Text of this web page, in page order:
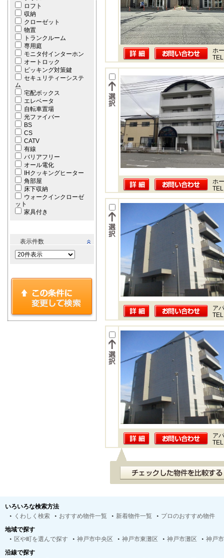
ロフト
収納
クローゼット
物置
トランクルーム
専用庭
モニタ付インターホン
オートロック
ピッキング対策鍵
セキュリティーシステ
ム
宅配ボックス
エレベータ
自転車置場
光ファイバー
BS
CS
CATV
有線
バリアフリー
オール電化
IHクッキングヒーター
角部屋
床下収納
ウォークインクローゼ
ット
家具付き
表示件数
ホ
ホ
ア
ア
いろいろな検索方法
くわしく検索
おすすめ物件一覧 新着物件一覧
プロのおすすめ物件
地域で探す
区や町を選んで探す
神戸市中央区 神戸市東灘区 神戸市灘区
神戸
沿線で探す